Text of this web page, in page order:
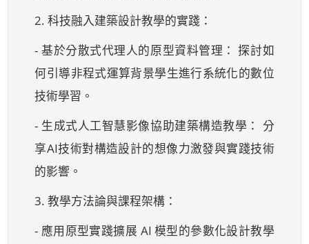
2. 科技融入建築設計教學的實踐：
- 基於分散式代理人的原型資料管理： 探討如
何引導非程式運算背景學生進行系統化的數位
技術學習。
- 生成式人工智慧影像協助建築構造教學： 分
享AI技術對構造設計的想像力激發與實踐技術
的影響。
3. 教學方法論與課程架構：
- 應用原型實踐擴展 AI 模型的參數化設計教學